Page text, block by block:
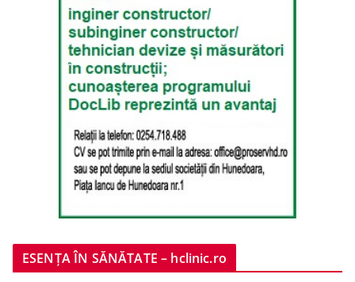
ESENȚA ÎN SĂNĂTATE – hclinic.ro